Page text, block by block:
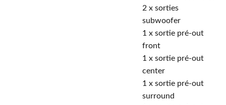
2 x sorties
subwoofer
1 x sortie pré-out
front
1 x sortie pré-out
center
1 x sortie pré-out
surround